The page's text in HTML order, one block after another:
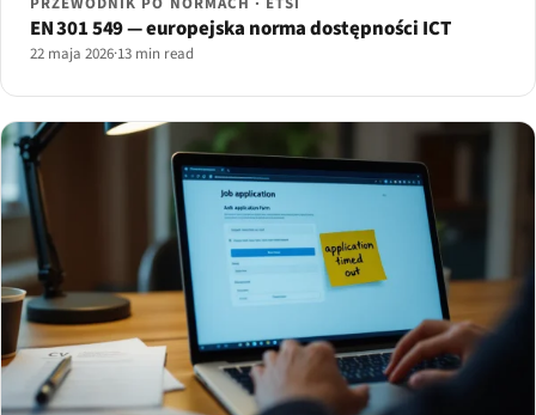
EN 301 549 — europejska norma dostępności ICT
22 maja 2026·13 min read